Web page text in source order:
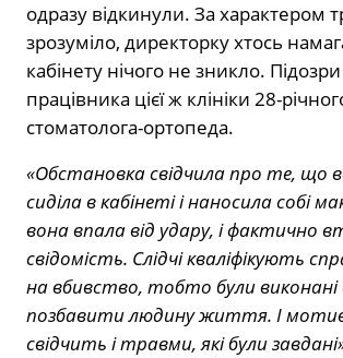
одразу відкинули. За характером
зрозуміло, директорку хтось
кабінету нічого не зникло.
працівника цієї ж клініки 28-
стоматолога-ортопеда.
«Обстановка свідчила про те, що
сиділа в кабінеті і наносила собі
вона впала від удару, і фактично
свідомість. Слідчі кваліфікують
на вбивство, тобто були виконані
позбавити людину життя. І
свідчить і травми, які були